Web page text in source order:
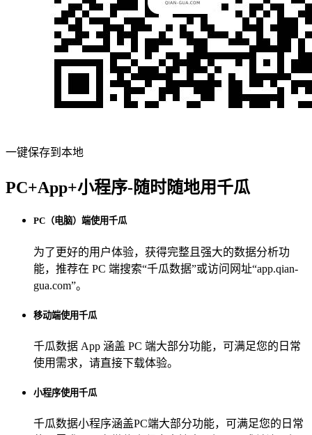
一键保存到本地
PC+App+小程序-随时随地用千瓜
PC（电脑）端使用千瓜
为了更好的用户体验，获得完整且强大的数据分析功
能，推荐在 PC 端搜索“千瓜数据”或访问网址“app.qian-
gua.com”。
移动端使用千瓜
千瓜数据 App 涵盖 PC 端大部分功能，可满足您的日常
使用需求，请直接下载体验。
小程序使用千瓜
千瓜数据小程序涵盖PC端大部分功能，可满足您的日常